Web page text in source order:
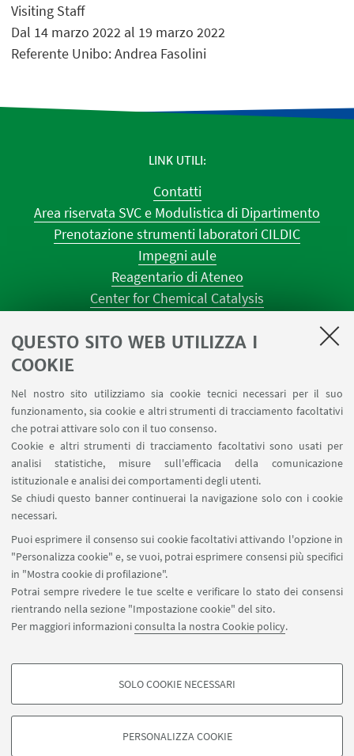
QUESTO SITO WEB UTILIZZA I
COOKIE
Nel nostro sito utilizziamo sia cookie tecnici necessari per il suo
funzionamento, sia cookie e altri strumenti di tracciamento facoltativi
che potrai attivare solo con il tuo consenso.
Cookie e altri strumenti di tracciamento facoltativi sono usati per
analisi statistiche, misure sull'efficacia della comunicazione
istituzionale e analisi dei comportamenti degli utenti.
Se chiudi questo banner continuerai la navigazione solo con i cookie
necessari.
Puoi esprimere il consenso sui cookie facoltativi attivando l'opzione in
"Personalizza cookie" e, se vuoi, potrai esprimere consensi più specifici
in "Mostra cookie di profilazione".
Potrai sempre rivedere le tue scelte e verificare lo stato dei consensi
rientrando nella sezione "Impostazione cookie" del sito.
Per maggiori informazioniconsulta la nostra Cookie policy.
COOKIE DI PROFILAZIONE - FACOLTATIVI
degli utenti, creare profili in base al loro comportamento sul sito, per analisi
SOLO COOKIE NECESSARI
PERSONALIZZA COOKIE
Visiting Staff
Dal 14 marzo 2022 al 19 marzo 2022
Referente Unibo: Andrea Fasolini
LINK UTILI
Contatti
Area riservata SVC e Modulistica di Dipartimento
Prenotazione strumenti laboratori CILDIC
Impegni aule
Reagentario di Ateneo
Center for Chemical Catalysis
AULE U.E. 4 NAVILE
Prenotazione NMR Navile
Prenotazione strumenti del Dipartimento CHIMIND
SEGUI IL DIPARTIMENTO SU:
SEGUI UNIBO SU:
APP:
©Copyright 2026 - ALMA MATER STUDIORUM - Università di
Bologna - Via Zamboni, 33 - 40126 Bologna - PI: 01131710376 - CF: